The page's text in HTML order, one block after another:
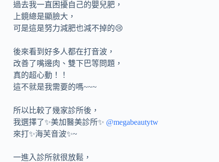
過去我一直困擾自己的嬰兒肥，
上鏡總是顯臉大，
可是這是努力減肥也減不掉的😢
後來看到好多人都在打音波，
改善了嘴邊肉、雙下巴等問題，
真的超心動！！
這不就是我需要的嗎~~~
所以比較了幾家診所後，
我選擇了✨美加醫美診所✨ @megabeautytw
來打✨海芙音波✨~
一進入診所就很放鬆，